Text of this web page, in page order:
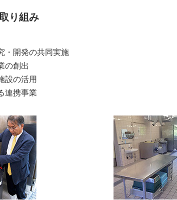
り組み
・開発の共同実施
の創出
設の活用
連携事業